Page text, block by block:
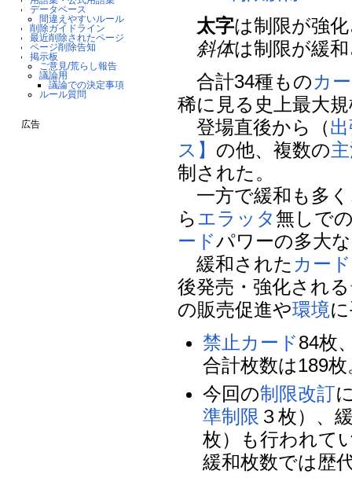
データベース
間違えやすいルール
削除ガイドライン
最近削除されたページ
ページ削除告知
掲示板
ご意見/荒らし報告
議論用
議論での決定事項
ルール質問
広告
太字は制限が強
斜体は制限が緩
合計34種ものカ
稀に見る史上最大
登場直後から（
ス】 の他、複数の
制された。
一方で緩和も多
らエラッタ無しで
ードパワーの多大
緩和された カード
後発売・強化される
の販売促進や環境
禁止カード84枚
合計枚数は189枚
今回の制限改訂
準制限 ３枚）、
枚）も行われて
緩和枚数では歴